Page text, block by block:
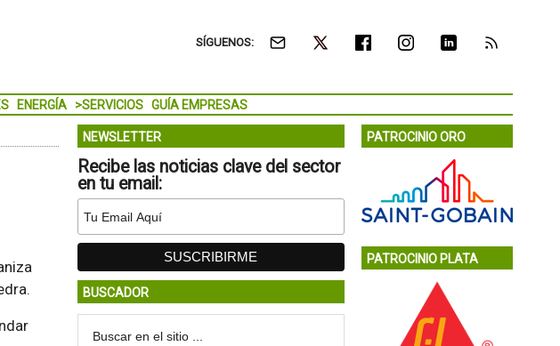
SÍGUENOS:
ENERGÍA >SERVICIOS GUÍA EMPRESAS
NEWSLETTER
Recibe las noticias clave del sector
en tu email:
BUSCADOR
PATROCINIO ORO
PATROCINIO PLATA